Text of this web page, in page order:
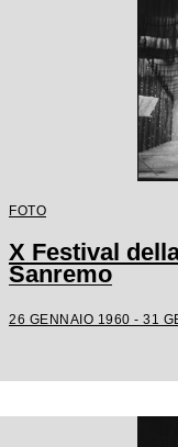
FOTO
X Festival
Sanremo
26 GENNAIO 1960 - 31